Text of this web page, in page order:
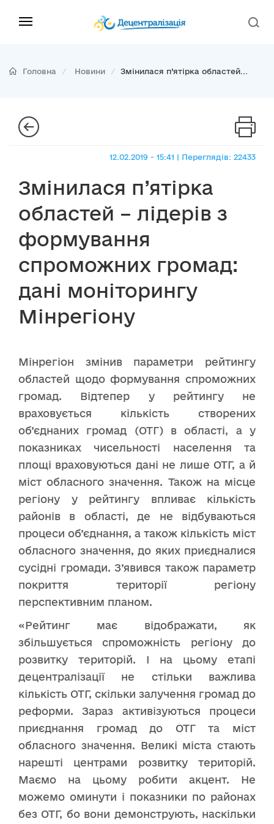
Головна Новини Змінилася п’ятірка областей...
12.02.2019 - 15:41 | Переглядів: 22433
Змінилася п’ятірка
областей – лідерів з
формування
спроможних громад:
дані моніторингу
Мінрегіону
Мінрегіон змінив параметри рейтингу
областей щодо формування спроможних
громад. Відтепер у рейтингу не
враховується кількість створених
об’єднаних громад (ОТГ) в області, а у
показниках чисельності населення та
площі враховуються дані не лише ОТГ, а й
міст обласного значення. Також на місце
регіону у рейтингу впливає кількість
районів в області, де не відбуваються
процеси об’єднання, а також кількість міст
обласного значення, до яких приєдналися
сусідні громади. З’явився також параметр
покриття території регіону
перспективним планом.
«Рейтинг має відображати, як
збільшується спроможність регіону до
розвитку територій. І на цьому етапі
децентралізації не стільки важлива
кількість ОТГ, скільки залучення громад до
реформи. Зараз активізуються процеси
приєднання громад до ОТГ та міст
обласного значення. Великі міста стають
нарешті центрами розвитку територій.
Маємо на цьому робити акцент. Не
можемо оминути і показники по районах
без ОТГ, бо вони демонструють, наскільки